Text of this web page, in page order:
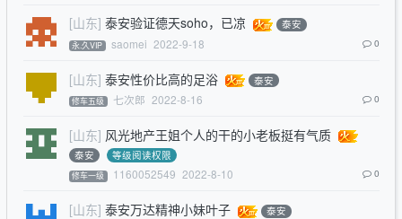
[山东] 泰安验证德天soho，已凉 泰安
永.久VIP saomei 2022-9-18 0
[山东] 泰安性价比高的足浴 泰安
修车五级 七次郎 2022-8-16 0
[山东] 风光地产王姐个人的干的小老板挺有气质
泰安 等级阅读权限
修车一级 1160052549 2022-8-10 0
[山东] 泰安万达精神小妹叶子 泰安